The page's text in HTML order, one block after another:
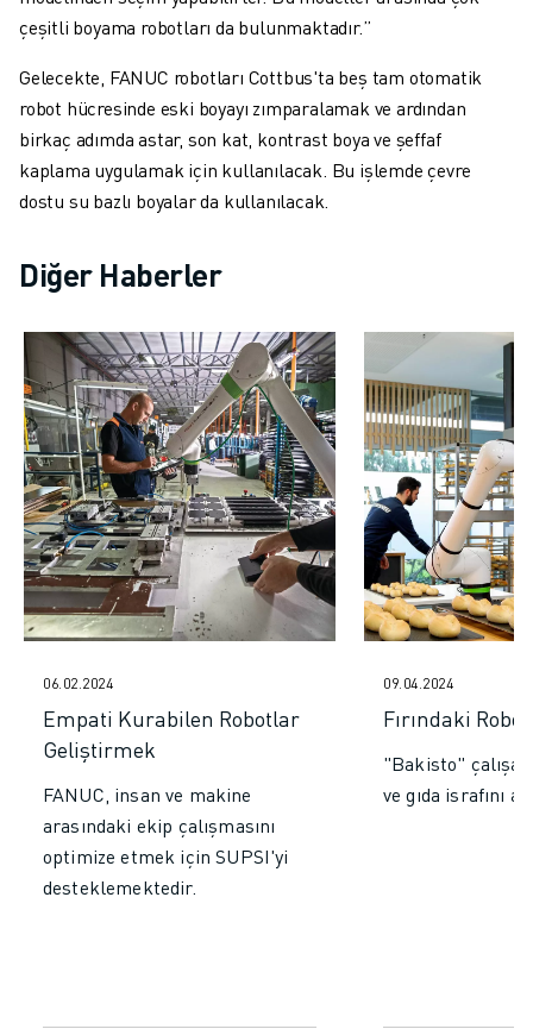
TEL EROZYON MAKINELERI
ROBOCUT DONANIM
ROBOCUT YAZILIMI
ROBOCUT ÖNLEYICI BAKIM
ROBOCUT SÜRDÜRÜLEBILIRLIK
IIOT ÇÖZÜMLERI
ÜRETIM VERIMLILIĞINI ARTIRMAK IÇIN AKILLI FABRIKA ÇÖZÜMLERI
VAKA ÇALIŞMALARI
ÇÖZÜMLER
ENDÜSTRILER
TÜM SEKTÖRLER
HAVACILIK
OTOMOTIV
ELEKTRIKLI ARAÇLAR
ELEKTRONIK
YIYECEK VE IÇECEK
MEDIKAL
PLASTIK
DEPOLAMA, LOJISTIK, SEVKIYAT
TÜM UYGULAMALAR
5 EKSEN IŞLEME
ARK KAYNAĞI
BIRLEŞTIRME
CNC TAŞLAMA
CNC FREZELEME
çeşitli boyama robotları da bulunmaktadır.”
Gelecekte, FANUC robotları Cottbus'ta beş tam otomatik
robot hücresinde eski boyayı zımparalamak ve ardından
birkaç adımda astar, son kat, kontrast boya ve şeffaf
kaplama uygulamak için kullanılacak. Bu işlemde çevre
dostu su bazlı boyalar da kullanılacak.
Diğer Haberler
06.02.2024
Empati Kurabilen Robotlar
Geliştirmek
FANUC, insan ve makine
arasındaki ekip çalışmasını
optimize etmek için SUPSI'yi
desteklemektedir.
09.04.2024
Fırındaki
"Bakisto"
ve gıda israfını